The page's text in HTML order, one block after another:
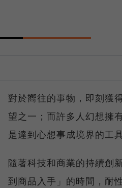
對於嚮往的事物，即刻獲
望之一；而許多人幻想擁
是達到心想事成境界的工具
隨著科技和商業的持續創
到商品入手」的時間，耐